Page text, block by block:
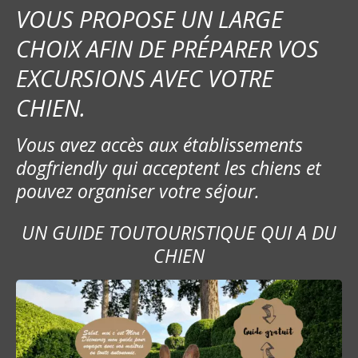
o
n
d
e
l
’
a
r
t
i
c
VOUS PROPOSE UN LARGE
CHOIX AFIN DE PRÉPARER VOS
EXCURSIONS AVEC VOTRE
CHIEN.
Vous avez accès aux établissements
dogfriendly qui acceptent les chiens et
pouvez organiser votre séjour.
UN GUIDE TOUTOURISTIQUE QUI A DU
CHIEN